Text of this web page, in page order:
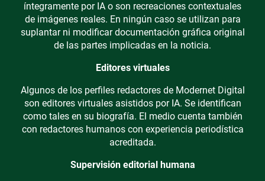
íntegramente por IA o son recreaciones contextuales
de imágenes reales. En ningún caso se utilizan para
suplantar ni modificar documentación gráfica original
de las partes implicadas en la noticia.
Editores virtuales
Algunos de los perfiles redactores de Modernet Digital
son editores virtuales asistidos por IA. Se identifican
como tales en su biografía. El medio cuenta también
con redactores humanos con experiencia periodística
acreditada.
Supervisión editorial humana